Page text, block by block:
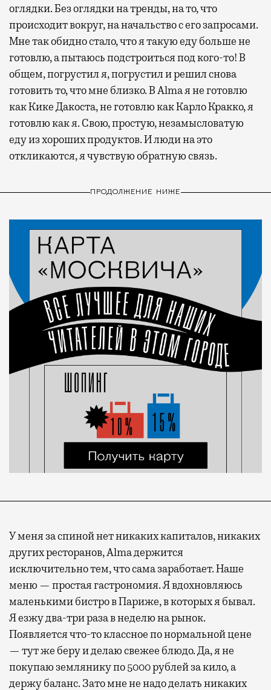
оглядки. Без оглядки на тренды, на то, что
происходит вокруг, на начальство с его запросами.
Мне так обидно стало, что я такую еду больше не
готовлю, а пытаюсь подстроиться под кого-то! В
общем, погрустил я, погрустил и решил снова
готовить то, что мне близко. В Alma я не готовлю
как Кике Дакоста, не готовлю как Карло Кракко, я
готовлю как я. Свою, простую, незамысловатую
еду из хороших продуктов. И люди на это
откликаются, я чувствую обратную связь.
ПРОДОЛЖЕНИЕ НИЖЕ
У меня за спиной нет никаких капиталов, никаких
других ресторанов, Alma держится
исключительно тем, что сама заработает. Наше
меню — простая гастрономия. Я вдохновляюсь
маленькими бистро в Париже, в которых я бывал.
Я езжу два-три раза в неделю на рынок.
Появляется что-то классное по нормальной цене
— тут же беру и делаю свежее блюдо. Да, я не
покупаю землянику по 5000 рублей за кило, а
держу баланс. Зато мне не надо делать никаких